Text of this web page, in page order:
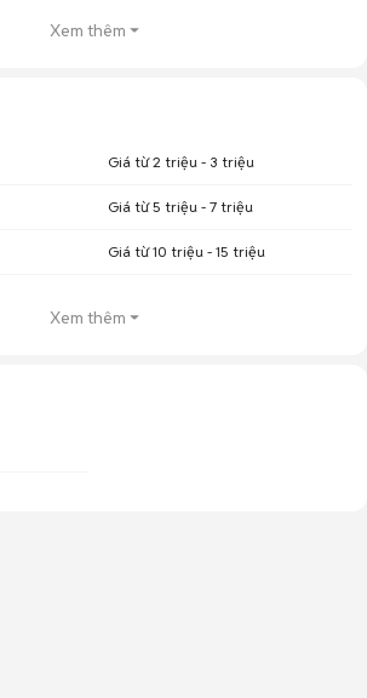
Xem thêm
Giá từ 2 triệu - 3 triệu
Giá từ 5 triệu - 7 triệu
Giá từ 10 triệu - 15 triệu
Xem thêm